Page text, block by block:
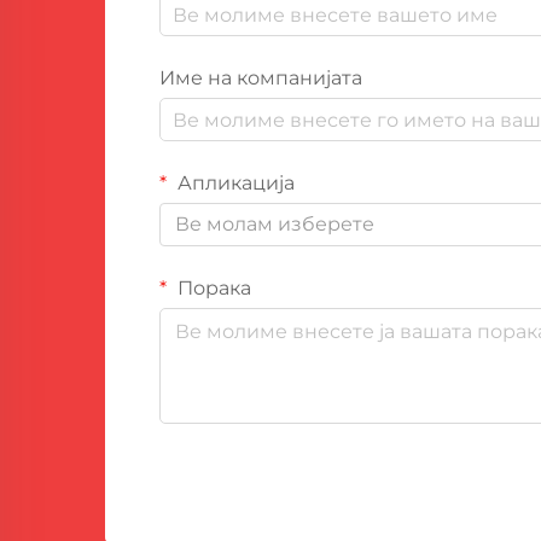
Име на компанијата
Апликација
Ве молам изберете
Порака